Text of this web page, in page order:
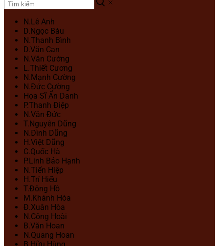
N.Lê Anh
D.Ngọc Báu
N.Thanh Bình
D.Văn Can
N.Văn Cường
L.Thiết Cương
N.Mạnh Cường
N.Đức Cường
Họa Sĩ Ẩn Danh
P.Thanh Điệp
N.Văn Đức
T.Nguyên Dũng
N.Đình Dũng
H.Việt Dũng
C.Quốc Hà
P.Linh Bảo Hạnh
N.Tiến Hiệp
H.Trí Hiếu
T.Đông Hồ
M.Khánh Hòa
Đ.Xuân Hòa
N.Công Hoài
B.Văn Hoan
N.Quang Hoan